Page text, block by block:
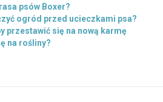
psów Boxer?
ogród przed ucieczkami psa?
przestawić się na nową karmę
na rośliny?